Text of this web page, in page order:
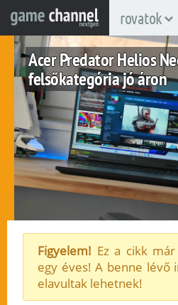
rovatok
Acer Predator Helios
felsőkategória jó áron
fuggetlen pc
windows
Figyelem! Ez a cikk
egy éves! A benne lévő
elavultak lehetnek!